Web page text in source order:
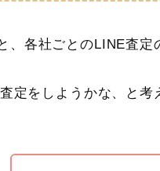
、各社ごとのLINE査
定をしようかな、と